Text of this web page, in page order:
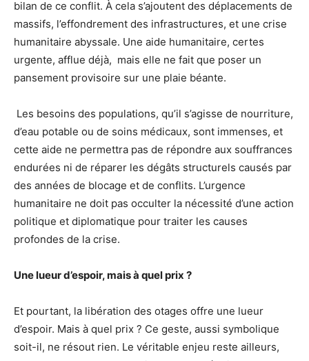
bilan de ce conflit. À cela s’ajoutent des déplacements de
massifs, l’effondrement des infrastructures, et une crise
humanitaire abyssale. Une aide humanitaire, certes
urgente, afflue déjà, mais elle ne fait que poser un
pansement provisoire sur une plaie béante.
Les besoins des populations, qu’il s’agisse de nourriture,
d’eau potable ou de soins médicaux, sont immenses, et
cette aide ne permettra pas de répondre aux souffrances
endurées ni de réparer les dégâts structurels causés par
des années de blocage et de conflits. L’urgence
humanitaire ne doit pas occulter la nécessité d’une action
politique et diplomatique pour traiter les causes
profondes de la crise.
Une lueur d’espoir, mais à quel prix ?
Et pourtant, la libération des otages offre une lueur
d’espoir. Mais à quel prix ? Ce geste, aussi symbolique
soit-il, ne résout rien. Le véritable enjeu reste ailleurs,